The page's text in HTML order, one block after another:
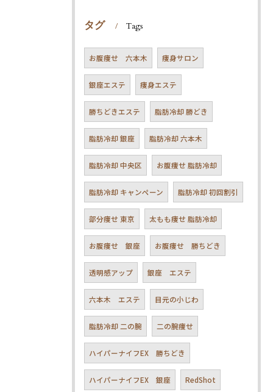
タグ Tags
お腹痩せ 六本木 痩身サロン
銀座エステ 痩身エステ
勝ちどきエステ 脂肪冷却 勝どき
脂肪冷却 銀座 脂肪冷却 六本木
脂肪冷却 中央区 お腹痩せ 脂肪冷却
脂肪冷却 キャンペーン 脂肪冷却 初回割引
部分痩せ 東京 太もも痩せ 脂肪冷却
お腹痩せ 銀座 お腹痩せ 勝ちどき
透明感アップ 銀座 エステ
六本木 エステ 目元の小じわ
脂肪冷却 二の腕 二の腕痩せ
ハイパーナイフEX 勝ちどき
ハイパーナイフEX 銀座 RedShot